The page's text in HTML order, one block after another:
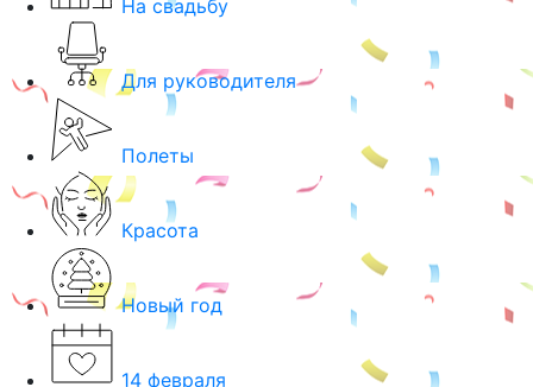
На свадьбу
Для руководителя
Полеты
Красота
Новый год
14 февраля